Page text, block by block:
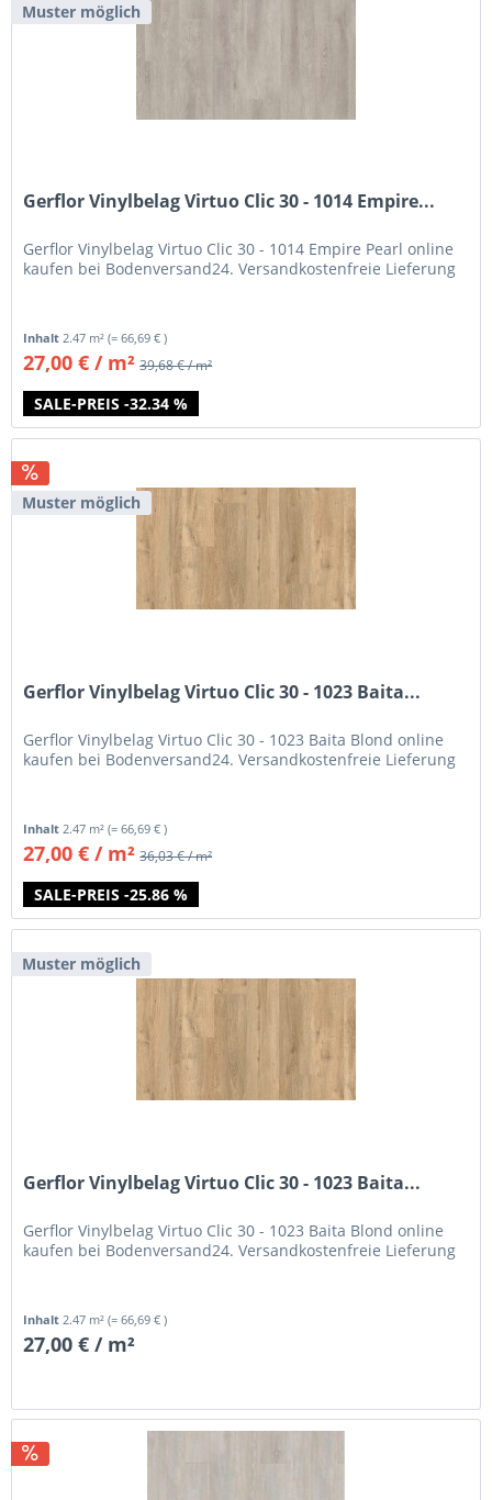
Muster möglich
SALE-PREIS -32.34 %
Gerflor Vinylbelag Virtuo Clic 30 - 1014 Empire...
Gerflor Vinylbelag Virtuo Clic 30 - 1014 Empire Pearl online
kaufen bei Bodenversand24. Versandkostenfreie Lieferung
Inhalt2.47 m²(= 66,69 € )
27,00 € / m² 39,68 € / m²
Muster möglich
SALE-PREIS -25.86 %
Gerflor Vinylbelag Virtuo Clic 30 - 1023 Baita...
Gerflor Vinylbelag Virtuo Clic 30 - 1023 Baita Blond online
kaufen bei Bodenversand24. Versandkostenfreie Lieferung
Inhalt 2.47 m²(= 66,69 € )
27,00 € / m² 36,03 € / m²
Muster möglich
Gerflor Vinylbelag Virtuo Clic 30 - 1023 Baita...
Gerflor Vinylbelag Virtuo Clic 30 - 1023 Baita Blond online
kaufen bei Bodenversand24. Versandkostenfreie Lieferung
Inhalt 2.47 m²(= 66,69 € )
27,00 € / m²